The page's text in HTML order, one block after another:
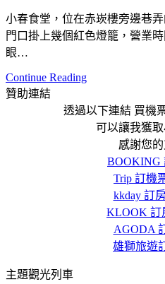
小春食堂，位在赤崁樓旁邊巷
門口掛上幾個紅色燈籠，營業
眼…
Continue Reading
贊助連結
透過以下連結 買機
可以讓我獲取
感謝您的
BOOKING
Trip 訂機
kkday 訂
KLOOK 訂
AGODA
雄獅旅遊
主題觀光列車